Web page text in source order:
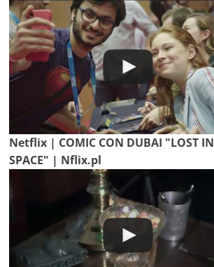
Netflix | COMIC CON DUBAI "LOST IN
SPACE" | Nflix.pl